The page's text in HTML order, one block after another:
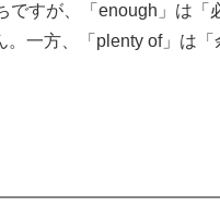
ですが、「enough」は「
一方、「plenty of」は